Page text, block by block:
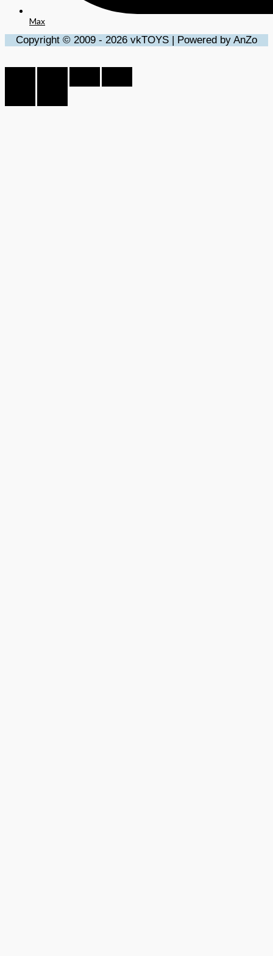
Max
Copyright © 2009 - 2026 vkTOYS | Powered by AnZo